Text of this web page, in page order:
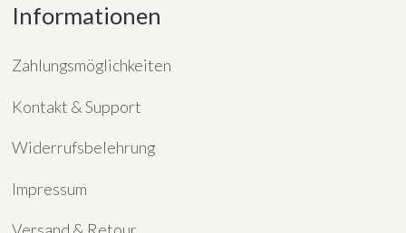
Informationen
Zahlungsmöglichkeiten
Kontakt & Support
Widerrufsbelehrung
Impressum